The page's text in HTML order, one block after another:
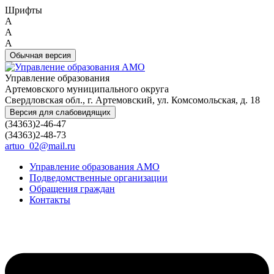
Шрифты
A
A
A
Обычная версия
Управление образования
Артемовского муниципального округа
Свердловская обл., г. Артемовский, ул. Комсомольская, д. 18
Версия для слабовидящих
(34363)2-46-47
(34363)2-48-73
artuo_02@mail.ru
Управление образования АМО
Подведомственные организации
Обращения граждан
Контакты